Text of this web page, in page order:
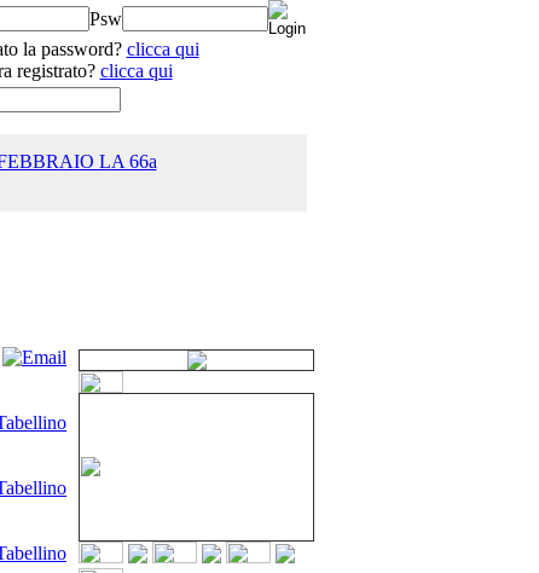
Psw
la password? clicca qui
registrato? clicca qui
LA 66a